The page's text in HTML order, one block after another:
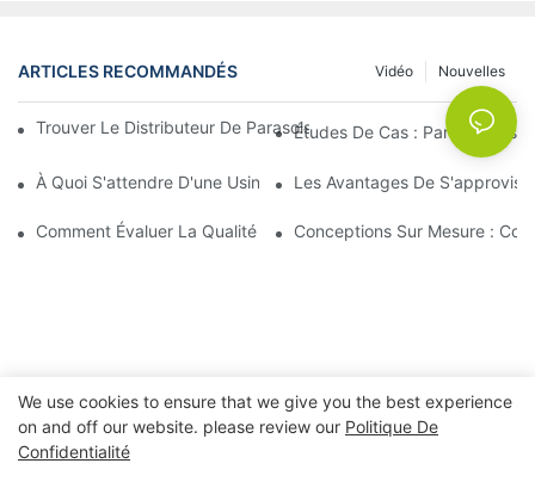
ARTICLES RECOMMANDÉS Nouvelles
Vidéo
Trouver Le Distributeur De Parasols De Plage Idéal Pour Votre
Études De Cas : Partenariats
À Quoi S'attendre D'une Usine De Chaises Longues D'extérieur
Les Avantages De
Comment Évaluer La Qualité D'une Usine De Chaises Longues
Conceptions Sur Mesure :
Copyright © 2026 Ningbo Xuanheng extérieur&Appareils
We use cookies to ensure that we give you the best experience
on and off our website. please review our Politique De
Confidentialité